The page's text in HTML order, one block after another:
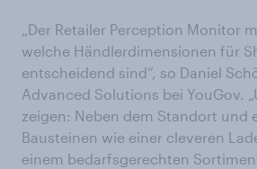
„Der Retailer Perception Monitor
welche Händlerdimensionen für
entscheidend sind“, so Daniel
Advanced Solutions bei YouGov.
zeigen: Neben dem Standort und
Bausteinen wie einer cleveren
einem bedarfsgerechten